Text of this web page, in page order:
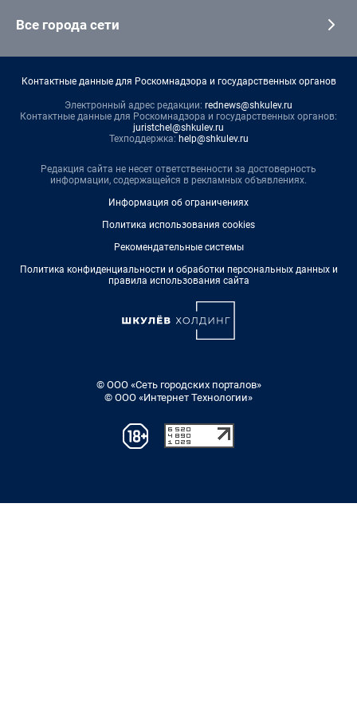
Все города сети
Контактные данные для Роскомнадзора и государственных органов
Электронный адрес редакции: rednews@shkulev.ru
Контактные данные для Роскомнадзора и государственных органов:
juristchel@shkulev.ru
Техподдержка: help@shkulev.ru
Редакция сайта не несет ответственности за достоверность
информации, содержащейся в рекламных объявлениях.
Информация об ограничениях
Политика использования cookies
Рекомендательные системы
Политика конфиденциальности и обработки персональных данных и
правила использования сайта
© ООО «Сеть городских порталов»
© ООО «Интернет Технологии»